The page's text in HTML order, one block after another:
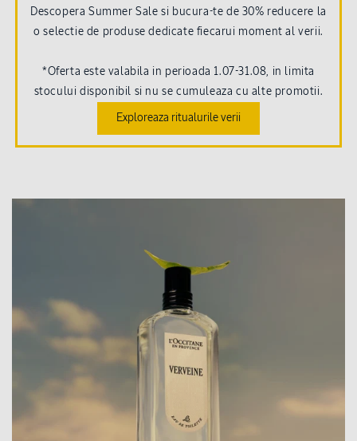
Descopera Summer Sale si bucura-te de 30% reducere la
o selectie de produse dedicate fiecarui moment al verii.
*Oferta este valabila in perioada 1.07-31.08, in limita
stocului disponibil si nu se cumuleaza cu alte promotii.
Exploreaza ritualurile verii